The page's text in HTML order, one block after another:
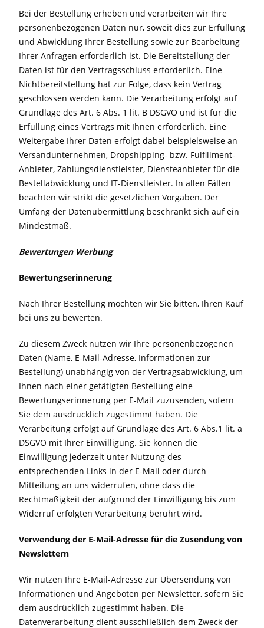
Bei der Bestellung erheben und verarbeiten wir Ihre
personenbezogenen Daten nur, soweit dies zur Erfüllung
und Abwicklung Ihrer Bestellung sowie zur Bearbeitung
Ihrer Anfragen erforderlich ist. Die Bereitstellung der
Daten ist für den Vertragsschluss erforderlich. Eine
Nichtbereitstellung hat zur Folge, dass kein Vertrag
geschlossen werden kann. Die Verarbeitung erfolgt auf
Grundlage des Art. 6 Abs. 1 lit. B DSGVO und ist für die
Erfüllung eines Vertrags mit Ihnen erforderlich. Eine
Weitergabe Ihrer Daten erfolgt dabei beispielsweise an
Versandunternehmen, Dropshipping- bzw. Fulfillment-
Anbieter, Zahlungsdienstleister, Diensteanbieter für die
Bestellabwicklung und IT-Dienstleister. In allen Fällen
beachten wir strikt die gesetzlichen Vorgaben. Der
Umfang der Datenübermittlung beschränkt sich auf ein
Mindestmaß.
Bewertungen Werbung
Bewertungserinnerung
Nach Ihrer Bestellung möchten wir Sie bitten, Ihren Kauf
bei uns zu bewerten.
Zu diesem Zweck nutzen wir Ihre personenbezogenen
Daten (Name, E-Mail-Adresse, Informationen zur
Bestellung) unabhängig von der Vertragsabwicklung, um
Ihnen nach einer getätigten Bestellung eine
Bewertungserinnerung per E-Mail zuzusenden, sofern
Sie dem ausdrücklich zugestimmt haben. Die
Verarbeitung erfolgt auf Grundlage des Art. 6 Abs.1 lit. a
DSGVO mit Ihrer Einwilligung. Sie können die
Einwilligung jederzeit unter Nutzung des
entsprechenden Links in der E-Mail oder durch
Mitteilung an uns widerrufen, ohne dass die
Rechtmäßigkeit der aufgrund der Einwilligung bis zum
Widerruf erfolgten Verarbeitung berührt wird.
Verwendung der E-Mail-Adresse für die Zusendung von
Newslettern
Wir nutzen Ihre E-Mail-Adresse zur Übersendung von
Informationen und Angeboten per Newsletter, sofern Sie
dem ausdrücklich zugestimmt haben. Die
Datenverarbeitung dient ausschließlich dem Zweck der